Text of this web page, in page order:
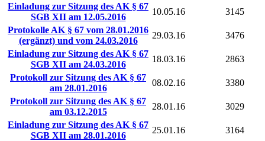
Einladung zur Sitzung des AK § 67
SGB XII am 12.05.2016
10.05.16
3145
Protokolle AK § 67 vom 28.01.2016
(ergänzt) und vom 24.03.2016
29.03.16
3476
Einladung zur Sitzung des AK § 67
SGB XII am 24.03.2016
18.03.16
2863
Protokoll zur Sitzung des AK § 67
am 28.01.2016
08.02.16
3380
Protokoll zur Sitzung des AK § 67
am 03.12.2015
28.01.16
3029
Einladung zur Sitzung des AK § 67
SGB XII am 28.01.2016
25.01.16
3164